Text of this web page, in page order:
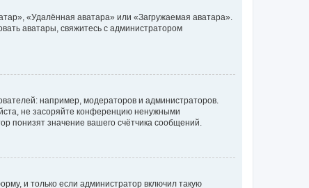
«Удалённая аватара» или «Загружаемая аватара».
аватары, свяжитесь с администратором
например, модераторов и администраторов.
не засоряйте конференцию ненужными
понизят значение вашего счётчика сообщений.
и только если администратор включил такую